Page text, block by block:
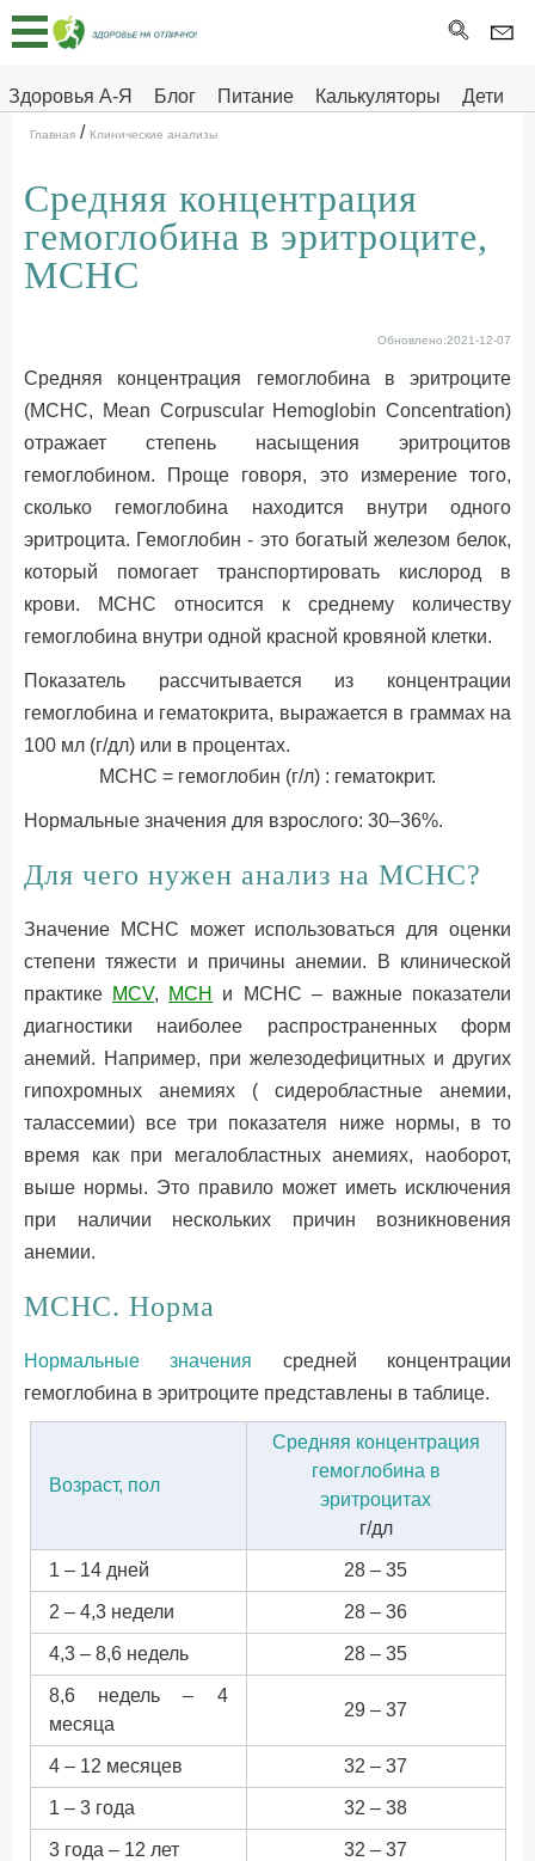
Здоровья А-Я Блог Питание Калькуляторы
Дети
Здоровье на отлично
Главная
Тесты
Про
ДЕТЯМ
Главная / Клинические анализы
Средняя концентрация
гемоглобина в эритроците,
МСНС
Обновлено:2021-12-07
Средняя концентрация гемоглобина в эритроците
(МСНС, Mean Corpuscular Hemoglobin Concentration)
отражает степень насыщения эритроцитов
гемоглобином. Проще говоря, это измерение того,
сколько гемоглобина находится внутри одного
эритроцита. Гемоглобин - это богатый железом белок,
который помогает транспортировать кислород в
крови. MCHC относится к среднему количеству
гемоглобина внутри одной красной кровяной клетки.
Показатель рассчитывается из концентрации
гемоглобина и гематокрита, выражается в граммах на
100 мл (г/дл) или в процентах.
МСНС = гемоглобин (г/л) : гематокрит.
Нормальные значения для взрослого: 30–36%.
Для чего нужен анализ на МСНС?
Значение MCHC может использоваться для оценки
степени тяжести и причины анемии. В клинической
практике MCV, MCH
и МСНС – важные показатели
диагностики наиболее распространенных форм
анемий. Например, при железодефицитных и других
гипохромных анемиях ( сидеробластные анемии,
талассемии) все три показателя ниже нормы, в то
время как при мегалобластных анемиях, наоборот,
выше нормы. Это правило может иметь исключения
при наличии нескольких причин возникновения
анемии.
МСНС. Норма
Нормальные значения средней концентрации
гемоглобина в эритроците представлены в таблице.
Возраст, пол
Средняя концентрация
гемоглобина в
эритроцитах
г/дл
1 – 14 дней 28 – 35
2 – 4,3 недели 28 – 36
4,3 – 8,6 недель 28 – 35
8,6 недель – 4
месяца
29 – 37
4 – 12 месяцев 32 – 37
1 – 3 года 32 – 38
3 года – 12 лет 32 – 37